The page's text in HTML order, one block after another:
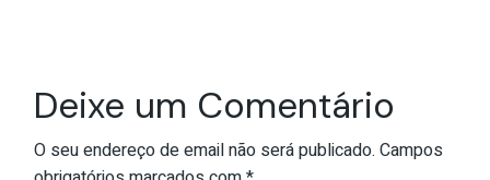
Deixe um Comentário
O seu endereço de email não será publicado. Campos